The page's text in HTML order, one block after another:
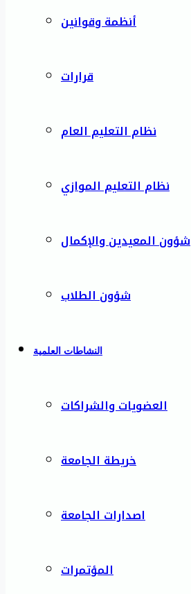
أنظمة وقوانين
قرارات
نظام التعليم العام
نظام التعليم الموازي
شؤون المعيدين والإكمال
شؤون الطلاب
النشاطات العلمية
العضويات والشراكات
خريطة الجامعة
اصدارات الجامعة
المؤتمرات